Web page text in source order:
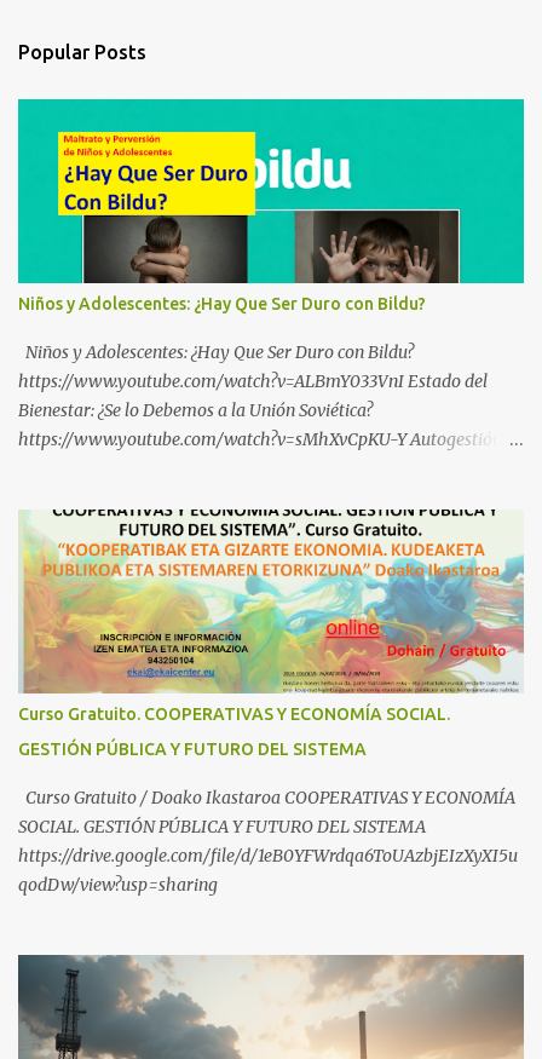
Popular Posts
Niños y Adolescentes: ¿Hay Que Ser Duro con Bildu?
Niños y Adolescentes: ¿Hay Que Ser Duro con Bildu?
https://www.youtube.com/watch?v=ALBmY033VnI Estado del
Bienestar: ¿Se lo Debemos a la Unión Soviética?
https://www.youtube.com/watch?v=sMhXvCpKU-Y Autogestión
Industrial https://www.youtube.com/shorts/dGKjgqEvRHk
¿Conoces los nuevos canales de BABESTU? Si quieres hacer algo, o
compartir ideas, para proteger a los niños y adolescentes vascos
frente a abusos y manipulaciones: BABESTUren kanal berriak
ezagutzen dituzu? Euskal haurrak eta nerabeak abusu eta
manipulazioetatik babesteko zerbait egin nahi baduzu, edo ideiak
partekatu nahi badituzu: Telegram :
https://whatsapp.com/channel/0029VbBW56k0LKZJWzQyoE1T
SÍGUENOS EN YOUTUBE: https://www.youtube.com/@ekaicenter?
sub_confirmation=1
Curso Gratuito. COOPERATIVAS Y ECONOMÍA SOCIAL.
GESTIÓN PÚBLICA Y FUTURO DEL SISTEMA
Curso Gratuito / Doako Ikastaroa COOPERATIVAS Y ECONOMÍA
SOCIAL. GESTIÓN PÚBLICA Y FUTURO DEL SISTEMA
https://drive.google.com/file/d/1eB0YFWrdqa6ToUAzbjEIzXyXI5u
qodDw/view?usp=sharing